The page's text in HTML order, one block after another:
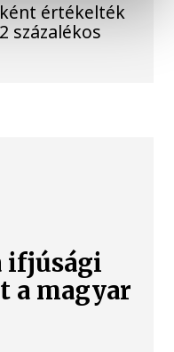
értékelték
százalékos
ifjúsági
a magyar